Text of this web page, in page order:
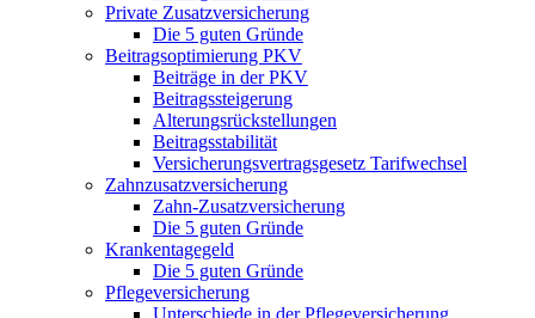
Private Zusatzversicherung
Die 5 guten Gründe
Beitragsoptimierung PKV
Beiträge in der PKV
Beitragssteigerung
Alterungsrückstellungen
Beitragsstabilität
Versicherungsvertragsgesetz Tarifwechsel
Zahnzusatzversicherung
Zahn-Zusatzversicherung
Die 5 guten Gründe
Krankentagegeld
Die 5 guten Gründe
Pflegeversicherung
Unterschiede in der Pflegeversicherung